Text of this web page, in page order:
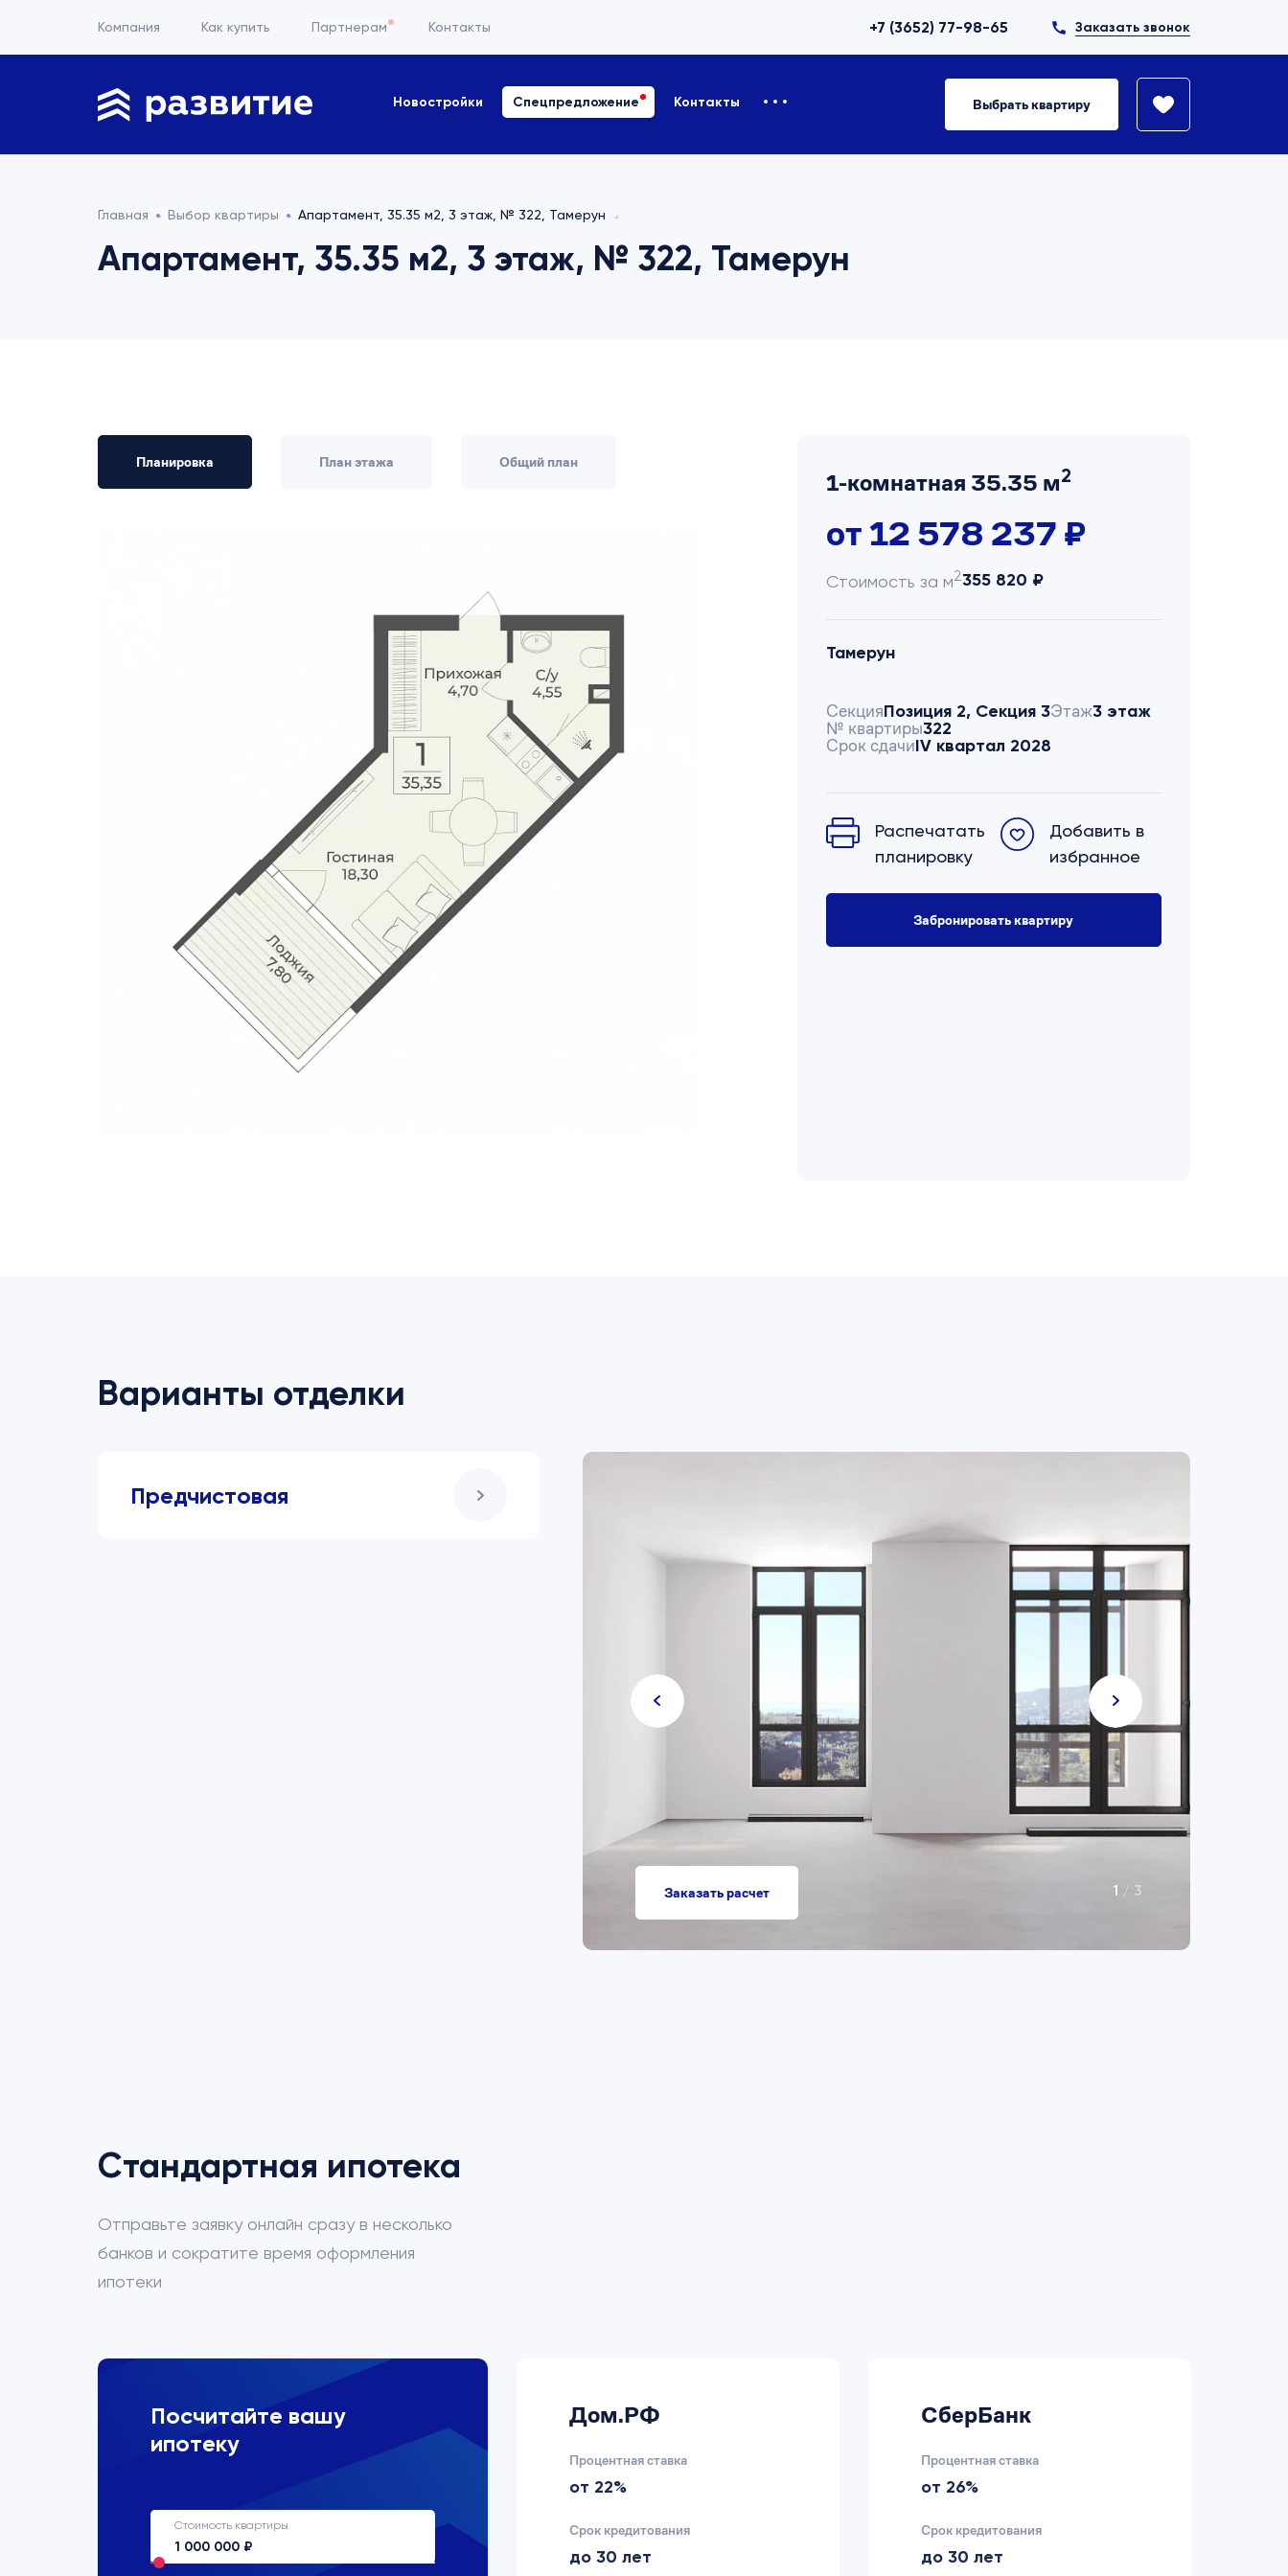
Компания Как купить Партнерам Контакты +7 (3652) 77-98-65 Заказать звонок
Новостройки Спецпредложение Контакты Выбрать квартиру
Главная Выбор квартиры Апартамент, 35.35 м2, 3 этаж, № 322, Тамерун
Апартамент, 35.35 м2, 3 этаж, № 322, Тамерун
Планировка План этажа Общий план
1-комнатная 35.35 м2
от 12 578 237 ₽
Стоимость за м2355 820 ₽
Тамерун
СекцияПозиция 2, Секция 3Этаж3 этаж
№ квартиры322
Срок сдачиIV квартал 2028
Распечатать
планировку
Добавить в
избранное
Забронировать квартиру
Варианты отделки
Предчистовая
1 / 3
Заказать расчет
Стандартная ипотека
Отправьте заявку онлайн сразу в несколько
банков и сократите время оформления
ипотеки
Посчитайте вашу
ипотеку
Стоимость квартиры
ВТБ
Процентная ставка
Срок кредитования
до 30 лет
Дом.РФ
Процентная ставка
от 22%
Срок кредитования
до 30 лет
СберБанк
Процентная ставка
от 26%
Срок кредитования
до 30 лет